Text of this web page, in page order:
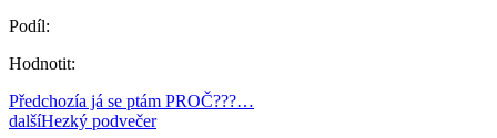
Podíl:
Hodnotit:
Předchozía já se ptám PROČ???…
dalšíHezký podvečer